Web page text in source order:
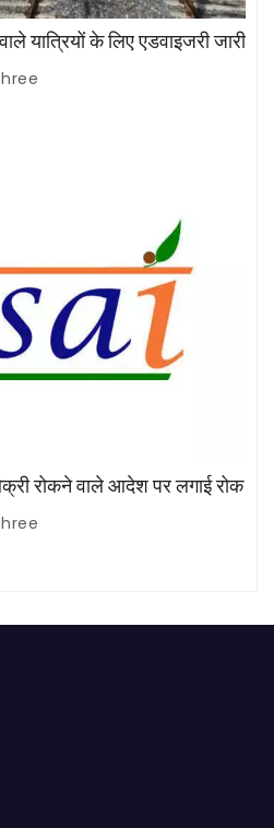
यात्रियों के लिए एडवाइजरी जारी
रोकने वाले आदेश पर लगाई रोक